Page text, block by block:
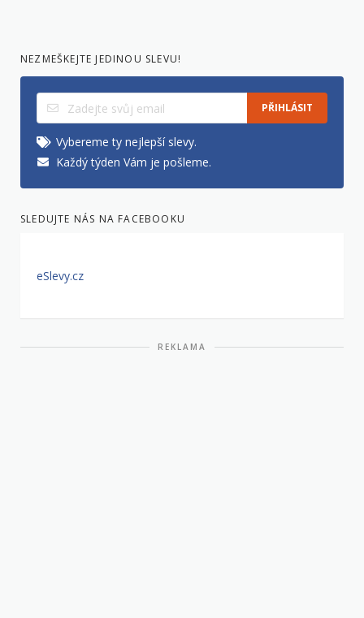
NEZMEŠKEJTE JEDINOU SLEVU!
PŘIHLÁSIT
Vybereme ty nejlepší slevy.
Každý týden Vám je pošleme.
SLEDUJTE NÁS NA FACEBOOKU
eSlevy.cz
REKLAMA